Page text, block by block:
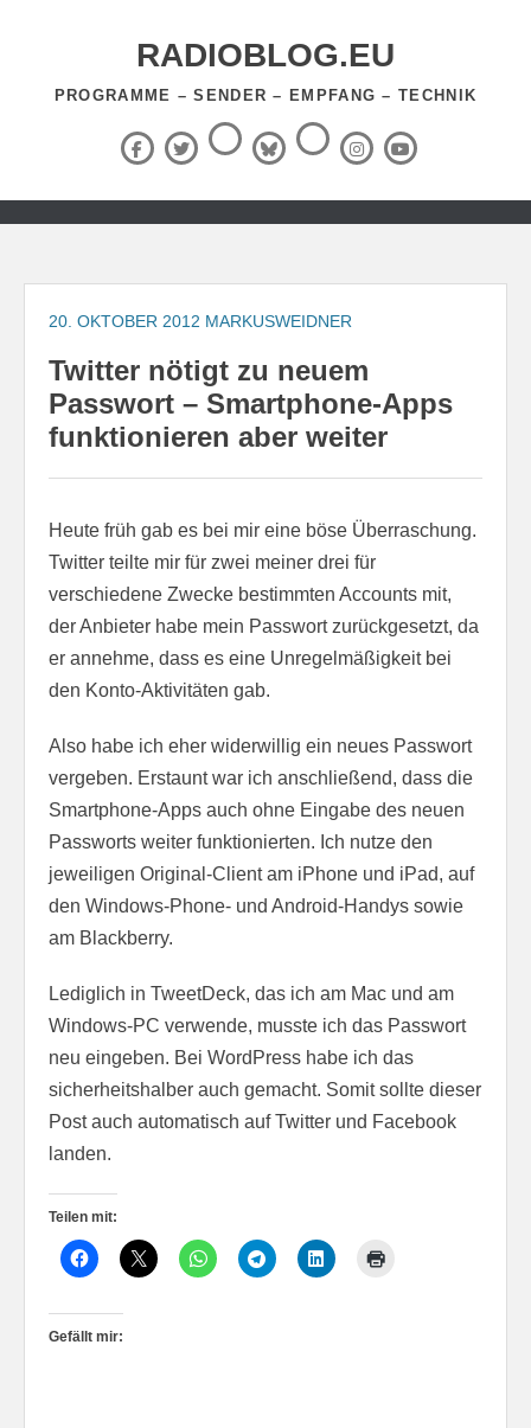
RADIOBLOG.EU
PROGRAMME – SENDER – EMPFANG – TECHNIK
Facebook
X
(Twitter)
ThreadsBlueSky
RSS-
Feed InstagramYouTube
Zum
springen
20. OKTOBER 2012 MARKUSWEIDNER
Twitter nötigt zu neuem
Passwort – Smartphone-Apps
funktionieren aber weiter
Heute früh gab es bei mir eine böse Überraschung.
Twitter teilte mir für zwei meiner drei für
verschiedene Zwecke bestimmten Accounts mit,
der Anbieter habe mein Passwort zurückgesetzt, da
er annehme, dass es eine Unregelmäßigkeit bei
den Konto-Aktivitäten gab.
Also habe ich eher widerwillig ein neues Passwort
vergeben. Erstaunt war ich anschließend, dass die
Smartphone-Apps auch ohne Eingabe des neuen
Passworts weiter funktionierten. Ich nutze den
jeweiligen Original-Client am iPhone und iPad, auf
den Windows-Phone- und Android-Handys sowie
am Blackberry.
Lediglich in TweetDeck, das ich am Mac und am
Windows-PC verwende, musste ich das Passwort
neu eingeben. Bei WordPress habe ich das
sicherheitshalber auch gemacht. Somit sollte dieser
Post auch automatisch auf Twitter und Facebook
landen.
Teilen mit:
Gefällt mir: